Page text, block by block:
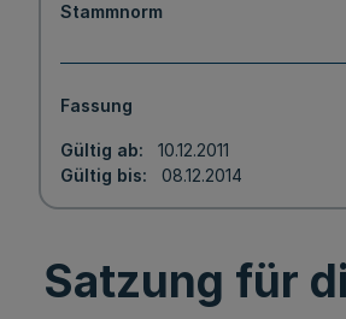
Stammnorm
Fassung
Gültig ab
10.12.2011
Gültig bis
08.12.2014
Satzung für